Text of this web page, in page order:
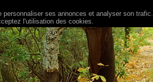
ses annonces et analyser son
l'utilisation des cookies.